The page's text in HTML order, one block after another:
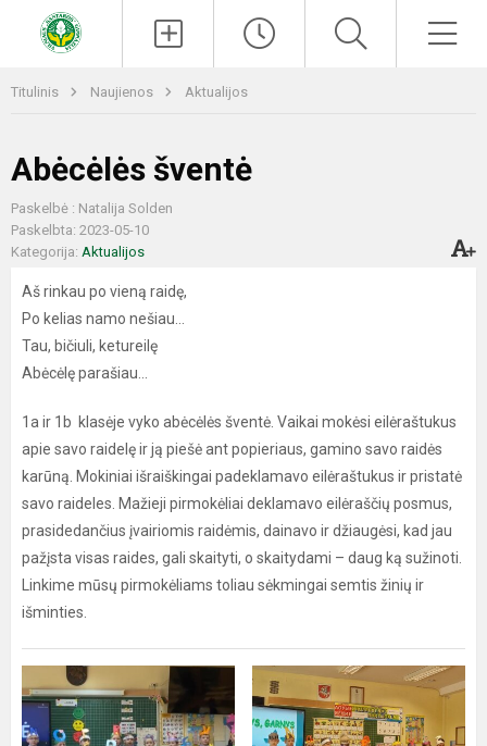
Titulinis Naujienos Aktualijos
Abėcėlės šventė
Paskelbė : Natalija Solden
Paskelbta: 2023-05-10
Kategorija: Aktualijos
Aš rinkau po vieną raidę,
Po kelias namo nešiau…
Tau, bičiuli, ketureilę
Abėcėlę parašiau…
1a ir 1b klasėje vyko abėcėlės šventė. Vaikai mokėsi eilėraštukus
apie savo raidelę ir ją piešė ant popieriaus, gamino savo raidės
karūną. Mokiniai išraiškingai padeklamavo eilėraštukus ir pristatė
savo raideles. Mažieji pirmokėliai deklamavo eilėraščių posmus,
prasidedančius įvairiomis raidėmis, dainavo ir džiaugėsi, kad jau
pažįsta visas raides, gali skaityti, o skaitydami – daug ką sužinoti.
Linkime mūsų pirmokėliams toliau sėkmingai semtis žinių ir
išminties.